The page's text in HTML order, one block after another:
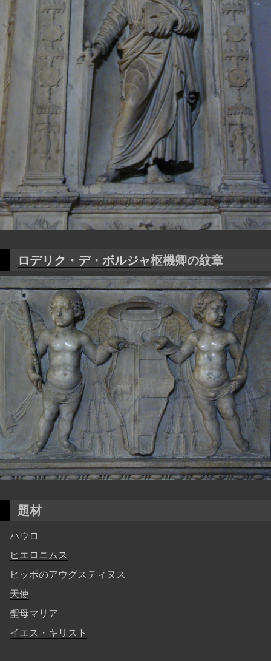
ロデリク・デ・ボルジャ枢機卿の紋章
題材
パウロ
ヒエロニムス
ヒッポのアウグスティヌス
天使
聖母マリア
イエス・キリスト